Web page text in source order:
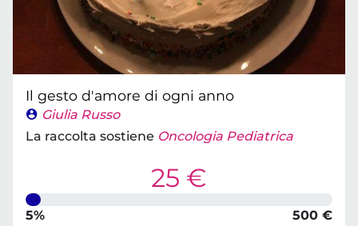
Il gesto d'amore di ogni anno
Giulia Russo
La raccolta sostiene Oncologia Pediatrica
25 €
5%
500 €